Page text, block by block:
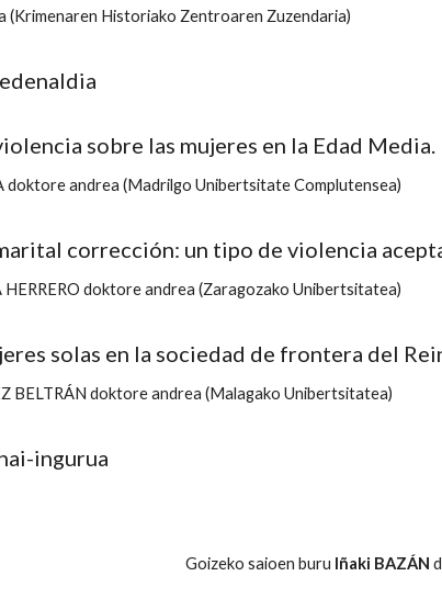
(Krimenaren Historiako Zentroaren Zuzendaria)
sobre las mujeres en la Edad
doktore andrea (Madrilgo Unibertsitate Complutensea)
corrección: un tipo de violencia
HERRERO doktore andrea (Zaragozako Unibertsitatea)
solas en la sociedad de frontera del
BELTRÁN doktore andrea (Malagako Unibertsitatea)
ingurua
Goizeko saioen buru Iñaki BAZÁN